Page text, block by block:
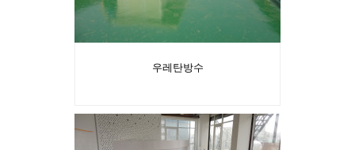
우레탄방수